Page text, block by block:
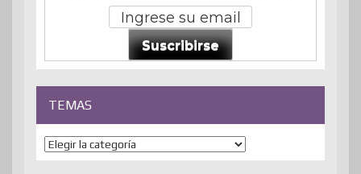
Suscribirse
TEMAS
Temas